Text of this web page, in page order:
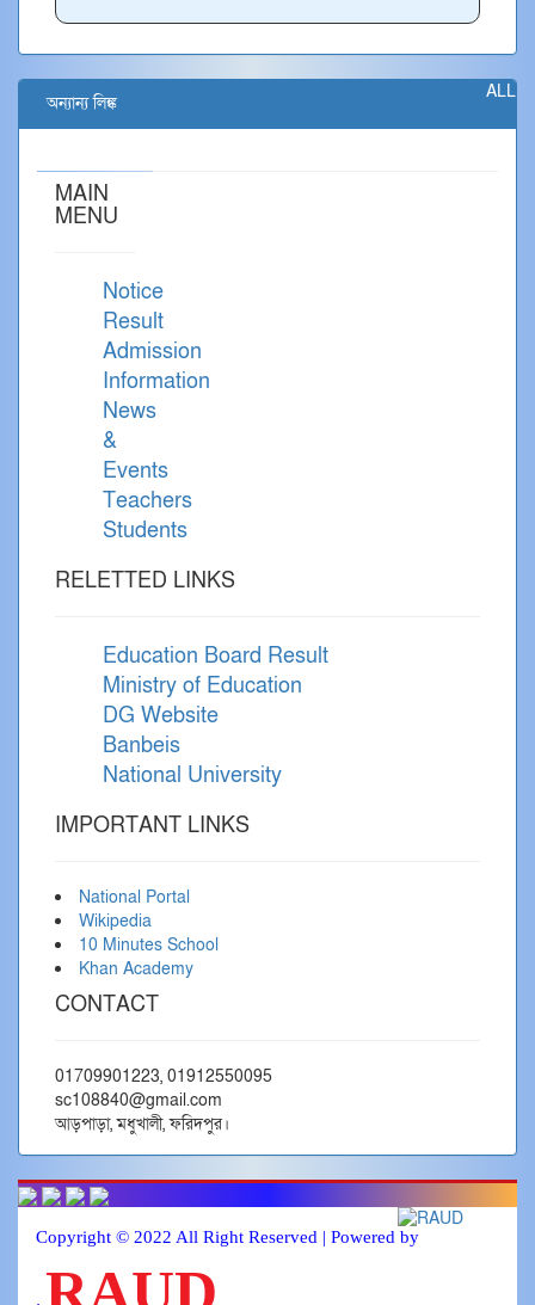
ALL
অন্যান্য লিঙ্ক
MAIN
MENU
Notice
Result
Admission
Information
News
&
Events
Teachers
Students
RELETTED LINKS
Education Board Result
Ministry of Education
DG Website
Banbeis
National University
IMPORTANT LINKS
National Portal
Wikipedia
10 Minutes School
Khan Academy
CONTACT
01709901223, 01912550095
sc108840@gmail.com
আড়পাড়া, মধুখালী, ফরিদপুর।
Copyright © 2022 All Right Reserved | Powered by